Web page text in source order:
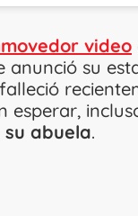
video
su
esperar,
abuela.